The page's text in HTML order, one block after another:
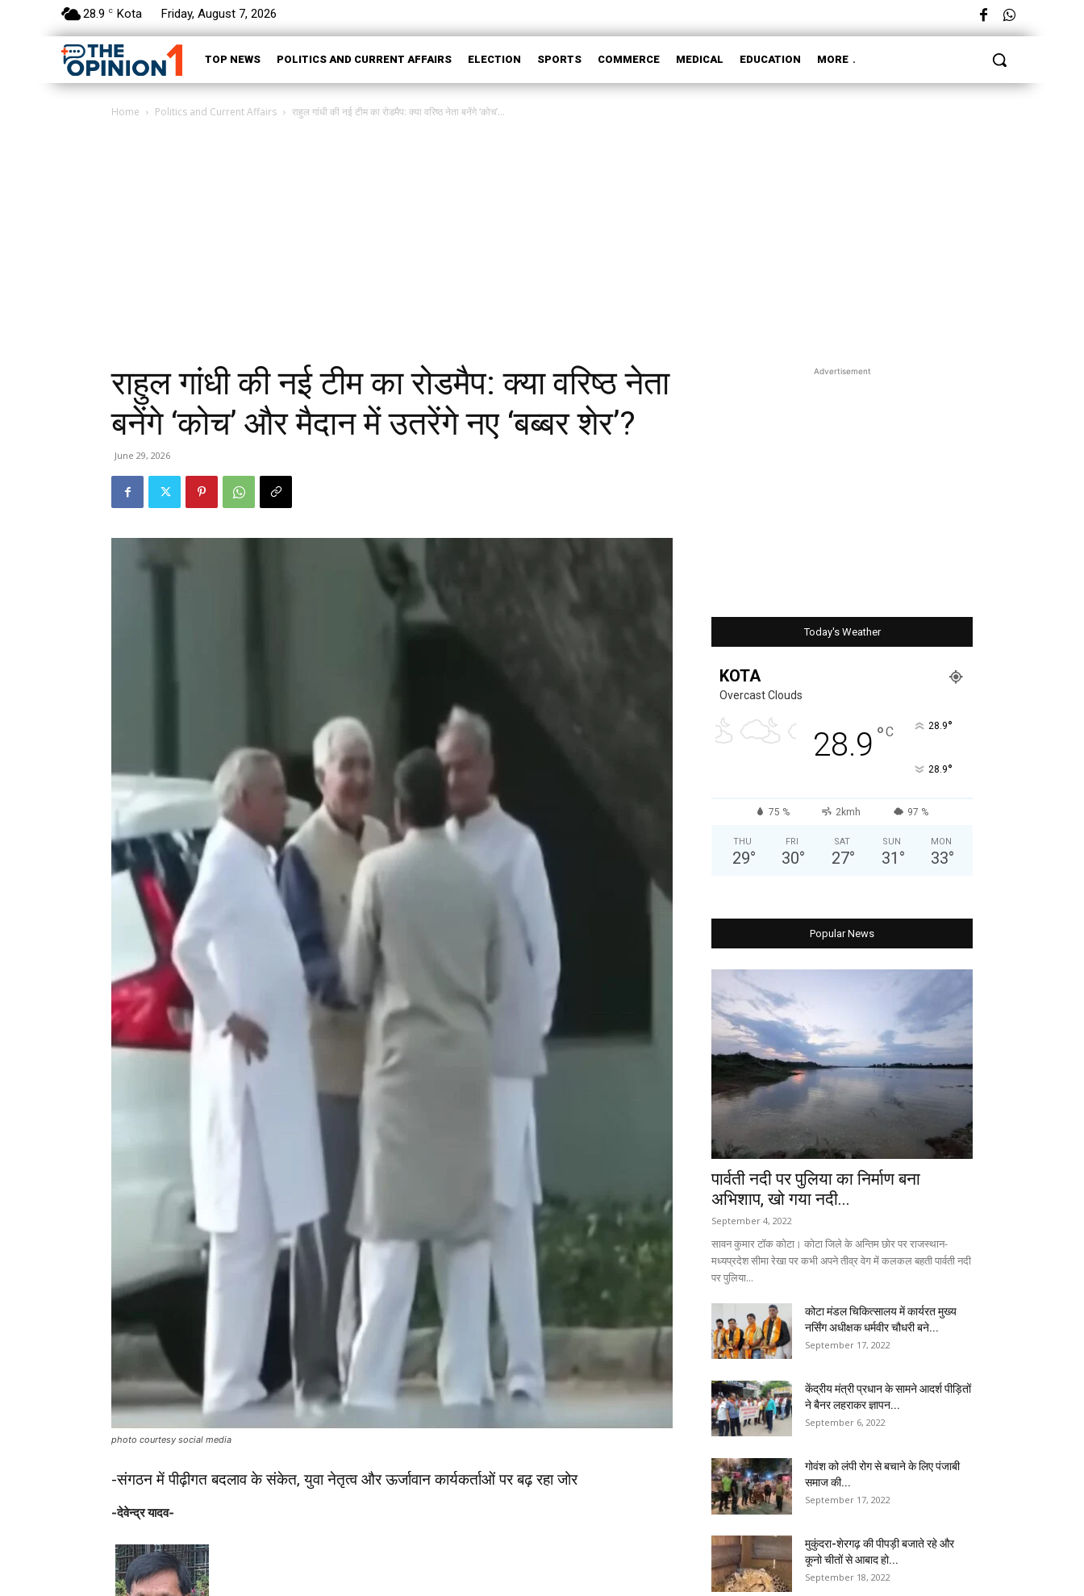
28.9 C Kota Friday, August 7, 2026
TOP NEWS POLITICS AND CURRENT AFFAIRS ELECTION SPORTS COMMERCE MEDICAL EDUCATION MORE
Home Politics and Current Affairs राहुल गांधी की नई टीम का रोडमैप: क्या वरिष्ठ नेता बनेंगे ‘कोच’...
राहुल गांधी की नई टीम का रोडमैप: क्या वरिष्ठ नेता
बनेंगे ‘कोच’ और मैदान में उतरेंगे नए ‘बब्बर शेर’?
June 29, 2026
photo courtesy social media
-संगठन में पीढ़ीगत बदलाव के संकेत, युवा नेतृत्व और ऊर्जावान कार्यकर्ताओं पर बढ़ रहा जोर
-देवेन्द्र यादव-
Advertisement
Today's Weather
KOTA
Overcast Clouds
28.9 °C 28.9°
28.9°
75 % 2kmh 97 %
THU
29°
FRI
30°
SAT
27°
SUN
31 °
MON
33°
Popular News
पार्वती नदी पर पुलिया का निर्माण बना
अभिशाप, खो गया नदी...
September 4, 2022
सावन कुमार टॉक कोटा। कोटा जिले के अन्तिम छोर पर राजस्थान-
मध्यप्रदेश सीमा रेखा पर कभी अपने तीव्र वेग में कलकल बहती पार्वती नदी
पर पुलिया...
कोटा मंडल चिकित्सालय में कार्यरत मुख्य
नर्सिंग अधीक्षक धर्मवीर चौधरी बने...
September 17, 2022
केंद्रीय मंत्री प्रधान के सामने आदर्श पीड़ितों
ने बैनर लहराकर ज्ञापन...
September 6, 2022
गोवंश को लंपी रोग से बचाने के लिए पंजाबी
समाज की...
September 17, 2022
मुकुंदरा-शेरगढ़ की पीपड़ी बजाते रहे और
कूनो चीतों से आबाद हो...
September 18, 2022